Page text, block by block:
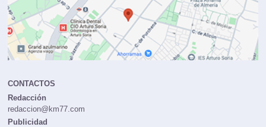
CONTACTOS
Redacción
redaccion@km77.com
Publicidad